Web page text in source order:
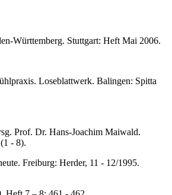
Württemberg. Stuttgart: Heft Mai 2006.
Loseblattwerk. Balingen: Spitta
Prof. Dr. Hans-Joachim Maiwald.
- 8).
Freiburg: Herder, 11 - 12/1995.